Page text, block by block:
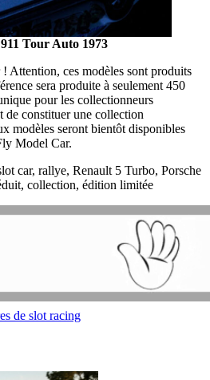
Tour Auto 1973
Attention, ces modèles sont produits
sera produite à seulement 450
pour les collectionneurs
de constituer une collection
modèles seront bientôt disponibles
Model Car.
car, rallye, Renault 5 Turbo, Porsche
collection, édition limitée
de slot racing